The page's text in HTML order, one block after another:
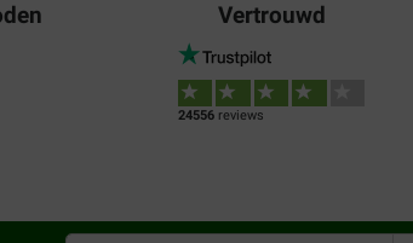
Waar voor uw geld:
Vertrouwd
24556reviews